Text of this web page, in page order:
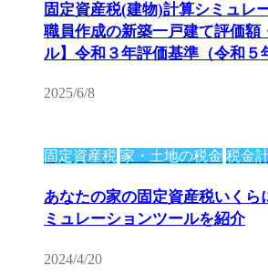
固定資産税(建物)計算シミュレ
職員作成の新築一戸建て評価額
ル】令和３年評価基準（令和５
2025/6/8
固定資産税 家・土地の税金 税金
あなたの家の固定資産税いくら
ミュレーションツールを紹介
2024/4/20